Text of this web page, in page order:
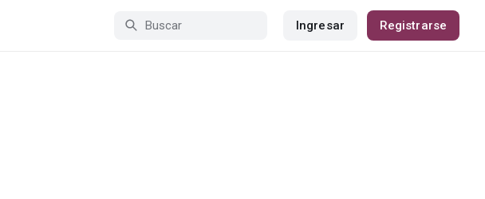
Ingresar Registrarse